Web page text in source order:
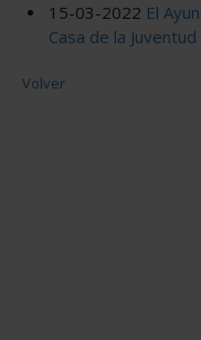
15-03-2022 El
Casa de la
Volver